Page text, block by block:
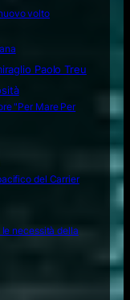
volto
Paolo Treu
"Per Mare Per
del Carrier
necessità della